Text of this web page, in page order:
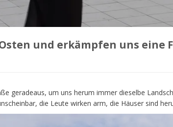
und erkämpfen uns eine
geradeaus, um uns herum immer dieselbe
die Leute wirken arm, die Häuser sind